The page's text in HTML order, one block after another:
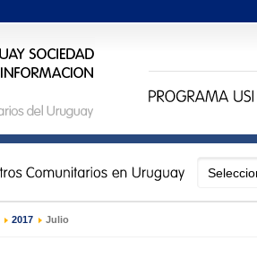
› 2017 › Julio